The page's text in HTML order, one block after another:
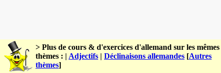
> Plus de cours & d'exercices d'allemand sur les mêmes
thèmes : | Adjectifs | Déclinaisons allemandes [Autres
thèmes]